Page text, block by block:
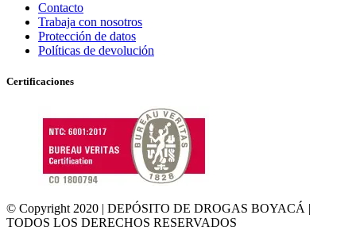
Contacto
Trabaja con nosotros
Protección de datos
Políticas de devolución
Certificaciones
© Copyright 2020 | DEPÓSITO DE DROGAS BOYACÁ |
TODOS LOS DERECHOS RESERVADOS